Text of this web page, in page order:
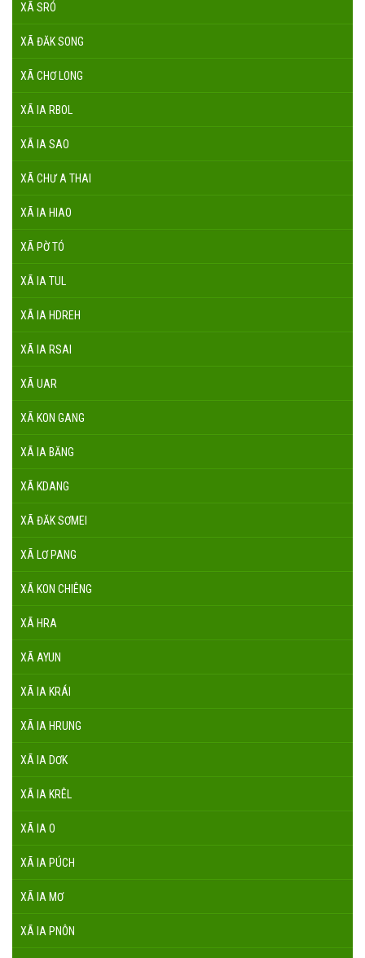
XÃ SRÓ
XÃ ĐĂK SONG
XÃ CHƠ LONG
XÃ IA RBOL
XÃ IA SAO
XÃ CHƯ A THAI
XÃ IA HIAO
XÃ PỜ TÓ
XÃ IA TUL
XÃ IA HDREH
XÃ IA RSAI
XÃ UAR
XÃ KON GANG
XÃ IA BĂNG
XÃ KDANG
XÃ ĐĂK SƠMEI
XÃ LƠ PANG
XÃ KON CHIÊNG
XÃ HRA
XÃ AYUN
XÃ IA KRÁI
XÃ IA HRUNG
XÃ IA DƠK
XÃ IA KRÊL
XÃ IA O
XÃ IA PÚCH
XÃ IA MƠ
XÃ IA PNÔN